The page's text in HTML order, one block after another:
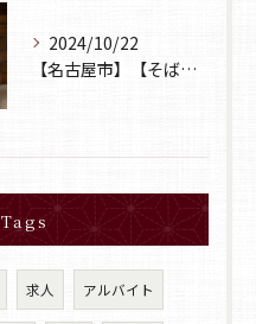
2024/10/22
【名古屋市】【そば居酒屋山葵】【日本酒】
Tags
求人 アルバイト